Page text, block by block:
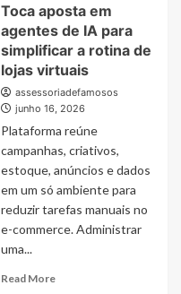
de
Aquisição
Patrimonial
Toca aposta em
agentes de IA para
simplificar a rotina de
lojas virtuais
assessoriadefamosos
junho 16, 2026
Plataforma reúne
campanhas, criativos,
estoque, anúncios e dados
em um só ambiente para
reduzir tarefas manuais no
e-commerce. Administrar
uma...
Read MoreRead